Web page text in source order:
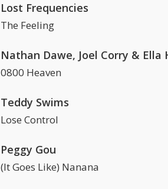
Lost Frequencies
The Feeling
0800 Heaven
Teddy Swims
Lose Control
Peggy Gou
(It Goes Like) Nanana